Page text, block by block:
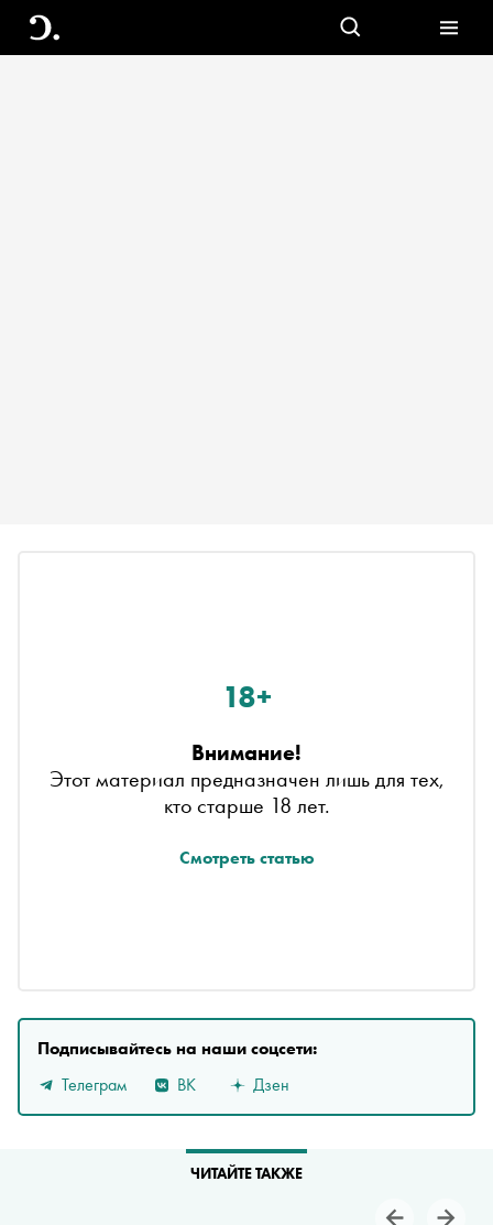
18+
Внимание!
Этот материал предназначен лишь для тех,
кто старше 18 лет.
Смотреть статью
Подписывайтесь на наши соцсети:
Телеграм
ВК Дзен
ЧИТАЙТЕ ТАКЖЕ